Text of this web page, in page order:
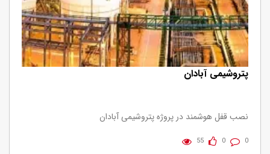
پتروشیمی آبادان
نصب قفل هوشمند در پروژه پتروشیمی آبادان
55 0 0